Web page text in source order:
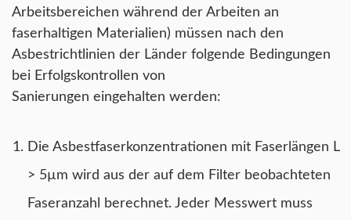
Arbeitsbereichen während der Arbeiten an
faserhaltigen Materialien) müssen nach den
Asbestrichtlinien der Länder folgende Bedingungen
bei Erfolgskontrollen von
Sanierungen eingehalten werden:
Die Asbestfaserkonzentrationen mit Faserlängen L
> 5µm wird aus der auf dem Filter beobachteten
Faseranzahl berechnet. Jeder Messwert muss